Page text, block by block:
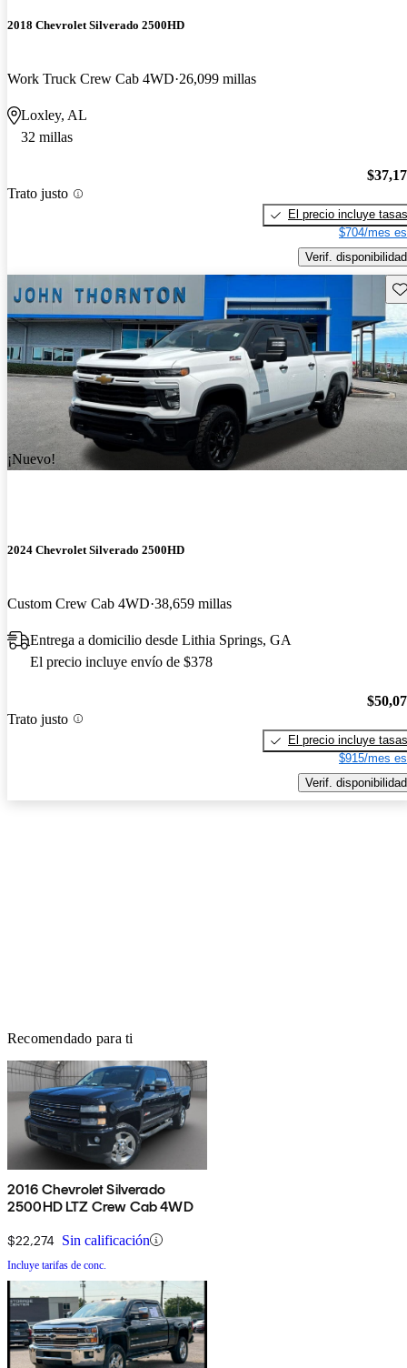
2018 Chevrolet Silverado 2500HD
Work Truck Crew Cab 4WD 26,099 millas
Loxley, AL
32 millas
Trato justo
El precio incluye tasas
$704/mes
Verif. disponibilidad
¡Nuevo!
2024 Chevrolet Silverado 2500HD
Custom Crew Cab 4WD 38,659 millas
Entrega a domicilio desde Lithia Springs, GA
El precio incluye envío de $378
Trato justo
El precio incluye tasas
$915/mes
Verif. disponibilidad
Recomendado para ti
2016 Chevrolet Silverado
2500HD LTZ Crew Cab 4WD
$22,274 Sin calificación
Incluye tarifas de conc.